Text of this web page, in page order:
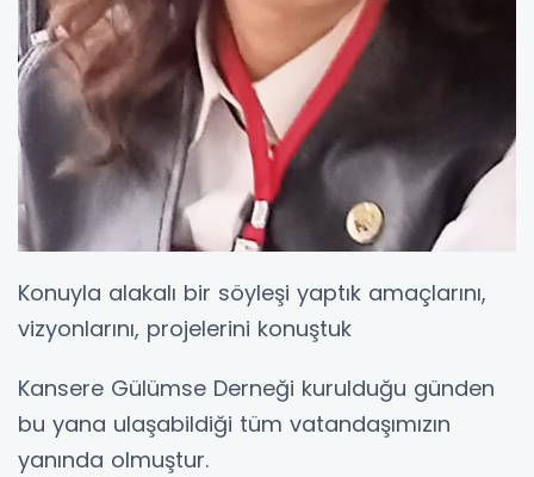
Konuyla alakalı bir söyleşi yaptık amaçlarını,
vizyonlarını, projelerini konuştuk
Kansere Gülümse Derneği kurulduğu günden
bu yana ulaşabildiği tüm vatandaşımızın
yanında olmuştur.